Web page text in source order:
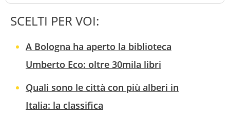
SCELTI PER VOI:
A Bologna ha aperto la biblioteca
Umberto Eco: oltre 30mila libri
Quali sono le città con più alberi in
Italia: la classifica